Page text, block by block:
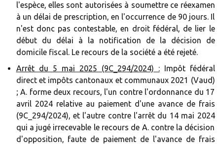
l'espèce, elles sont autorisées à soumettre ce réexamen
à un délai de prescription, en l'occurrence de 90 jours. Il
n'est donc pas contestable, en droit fédéral, de lier le
début du délai à la notification de la décision de
domicile fiscal. Le recours de la société a été rejeté.
Arrêt du 5 mai 2025 (9C_294/2024) :Impôt fédéral
direct et impôts cantonaux et communaux 2021 (Vaud)
; A. forme deux recours, l'un contre l'ordonnance du 17
avril 2024 relative au paiement d'une avance de frais
(9C_294/2024), et l'autre contre l'arrêt du 14 mai 2024
qui a jugé irrecevable le recours de A. contre la décision
d'opposition, faute de paiement de l'avance de frais